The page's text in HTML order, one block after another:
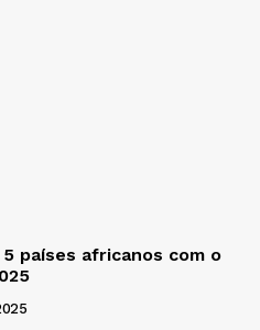
países africanos com o